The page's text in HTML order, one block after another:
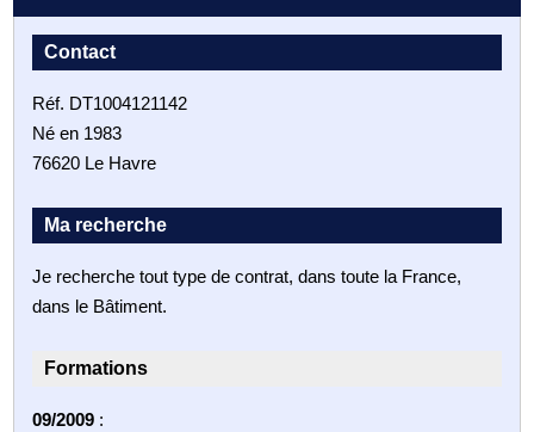
Contact
Réf. DT1004121142
Né en 1983
76620 Le Havre
Ma recherche
Je recherche tout type de contrat, dans toute la France,
dans le Bâtiment.
Formations
09/2009 :